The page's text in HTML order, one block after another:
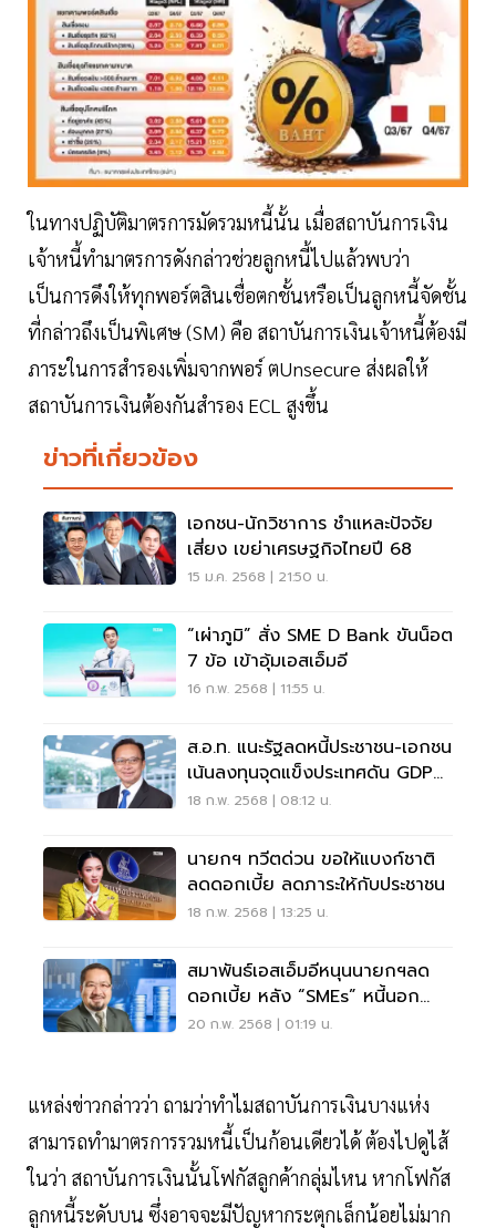
ในทางปฏิบัติมาตรการมัดรวมหนี้นั้น เมื่อสถาบันการเงิน
เจ้าหนี้ทำมาตรการดังกล่าวช่วยลูกหนี้ไปแล้วพบว่า
เป็นการดึงให้ทุกพอร์ตสินเชื่อตกชั้นหรือเป็นลูกหนี้จัดชั้น
ที่กล่าวถึงเป็นพิเศษ (SM) คือ สถาบันการเงินเจ้าหนี้ต้องมี
ภาระในการสำรองเพิ่มจากพอร์ ตUnsecure ส่งผลให้
สถาบันการเงินต้องกันสำรอง ECL สูงขึ้น
ข่าวที่เกี่ยวข้อง
เอกชน-นักวิชาการ ชำแหละปัจจัย
เสี่ยง เขย่าเศรษฐกิจไทยปี 68
15 ม.ค. 2568 | 21:50 น.
“เผ่าภูมิ” สั่ง SME D Bank ขันน็อต
7 ข้อ เข้าอุ้มเอสเอ็มอี
16 ก.พ. 2568 | 11:55 น.
ส.อ.ท. แนะรัฐลดหนี้ประชาชน-เอกชน
เน้นลงทุนจุดแข็งประเทศดัน GDP
โตเกิน 2.8%
18 ก.พ. 2568 | 08:12 น.
นายกฯ ทวีตด่วน ขอให้แบงก์ชาติ
ลดดอกเบี้ย ลดภาระให้กับประชาชน
18 ก.พ. 2568 | 13:25 น.
สมาพันธ์เอสเอ็มอีหนุนนายกฯลด
ดอกเบี้ย หลัง “SMEs” หนี้นอก
ระบบอ่วมเกือบ 50%
20 ก.พ. 2568 | 01:19 น.
แหล่งข่าวกล่าวว่า ถามว่าทำไมสถาบันการเงินบางแห่ง
สามารถทำมาตรการรวมหนี้เป็นก้อนเดียวได้ ต้องไปดูไส้
ในว่า สถาบันการเงินนั้นโฟกัสลูกค้ากลุ่มไหน หากโฟกัส
ลูกหนี้ระดับบน ซึ่งอาจจะมีปัญหากระตุกเล็กน้อยไม่มาก